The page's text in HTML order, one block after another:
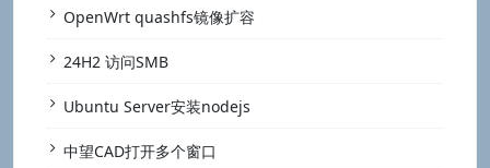
OpenWrt quashfs镜像扩容
24H2 访问SMB
Ubuntu Server安装nodejs
中望CAD打开多个窗口